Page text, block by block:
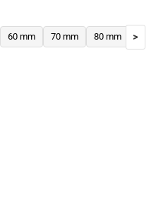
60 mm 70 mm 80 mm >